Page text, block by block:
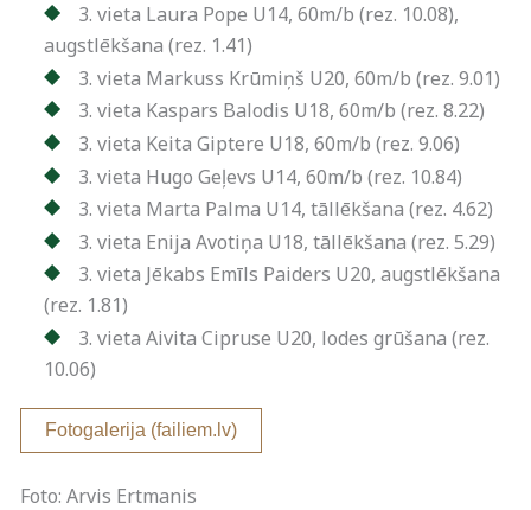
3. vieta Laura Pope U14, 60m/b (rez. 10.08),
augstlēkšana (rez. 1.41)
3. vieta Markuss Krūmiņš U20, 60m/b (rez. 9.01)
3. vieta Kaspars Balodis U18, 60m/b (rez. 8.22)
3. vieta Keita Giptere U18, 60m/b (rez. 9.06)
3. vieta Hugo Geļevs U14, 60m/b (rez. 10.84)
3. vieta Marta Palma U14, tāllēkšana (rez. 4.62)
3. vieta Enija Avotiņa U18, tāllēkšana (rez. 5.29)
3. vieta Jēkabs Emīls Paiders U20, augstlēkšana
(rez. 1.81)
3. vieta Aivita Cipruse U20, lodes grūšana (rez.
10.06)
Fotogalerija (failiem.lv)
Foto: Arvis Ertmanis